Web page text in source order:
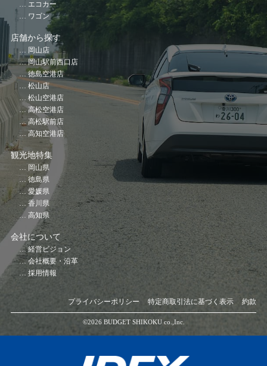
エコカー
ワゴン
店舗から探す
岡山店
岡山駅前西口店
徳島空港店
松山店
松山空港店
高松空港店
高松駅前店
高知空港店
観光地特集
岡山県
徳島県
愛媛県
香川県
高知県
会社について
経営ビジョン
会社概要・沿革
採用情報
プライバシーポリシー 特定商取引法に基づく表示 約款
©️2026 BUDGET SHIKOKU co.,Inc.